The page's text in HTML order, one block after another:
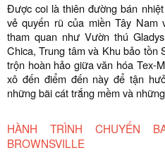
Được coi là thiên đường bán
vẻ quyến rũ của miền Tây Nam
tham quan như Vườn thú
Chica, Trung tâm và Khu bảo tồn
trộn hoàn hảo giữa văn hóa Tex-
xô đến điểm đến này để tận
những bãi cát trắng mềm và
HÀNH TRÌNH CHUYẾN
BROWNSVILLE